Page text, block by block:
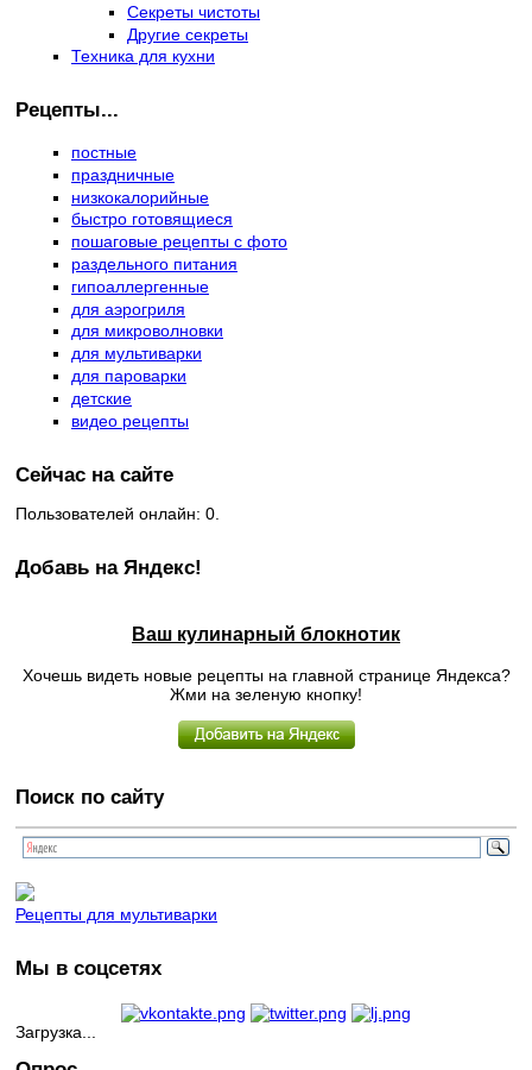
Секреты чистоты
Другие секреты
Техника для кухни
Рецепты...
постные
праздничные
низкокалорийные
быстро готовящиеся
пошаговые рецепты с фото
раздельного питания
гипоаллергенные
для аэрогриля
для микроволновки
для мультиварки
для пароварки
детские
видео рецепты
Сейчас на сайте
Пользователей онлайн: 0.
Добавь на Яндекс!
Ваш кулинарный блокнотик
Хочешь видеть новые рецепты на главной странице Яндекса?
Жми на зеленую кнопку!
Поиск по сайту
Рецепты для мультиварки
Мы в соцсетях
Загрузка...